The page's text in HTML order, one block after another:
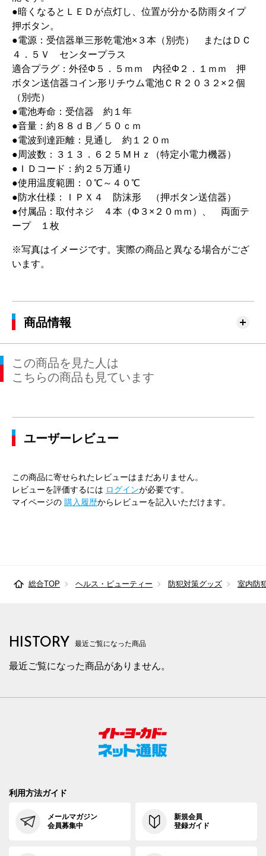
●暗くなるとＬＥＤが点灯し、位置が分かる防雨タイプ
押ボタン。
●電源：受信器単三形乾電池×３本（別売） またはＤＣ
４．５Ｖ センタープラス
適合プラグ：外径Φ５．５ｍｍ 内径Φ２．１ｍｍ 押
ボタン送信器コイン形リチウム電池ＣＲ２０３２×２個
（別売）
●電池寿命：受信器 約１年
●音量：約８８ｄＢ／５０ｃｍ
●電波到達距離：見通し 約１２０ｍ
●周波数：３１３．６２５ＭＨｚ（特定小電力機器）
●ＩＤコード：約２５万通り
●使用温度範囲：０℃～４０℃
●防水仕様：ＩＰＸ４ 防沫形 （押ボタン送信器）
●付属品：取付ネジ ４本（Φ３×２０ｍｍ）、 両面テ
ープ １枚
※写真はイメージです。実際の商品と異なる場合がござ
います。
商品情報
この商品を見た人は
こちらの商品も見ています
ユーザーレビュー
この商品に寄せられたレビューはまだありません。
レビューを評価するには ログインが必要です。
マイページの 購入履歴からレビューを記入いただけます。
総合TOP ヘルス・ビューティー 防犯対策グッズ 室内防
HISTORY 最近ご覧になった商品
最近ご覧になった商品がありません。
利用方法ガイド
メールマガジン
会員募集中
新規会員
登録ガイド